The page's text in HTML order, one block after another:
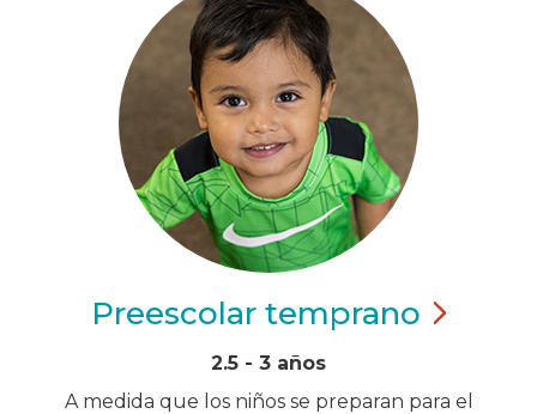
Preescolar temprano
2.5 - 3 años
A medida que los niños se preparan para el